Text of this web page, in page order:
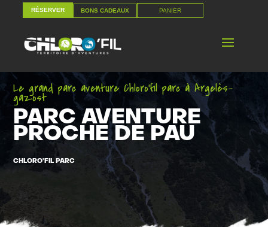
RÉSERVER BONS CADEAUX PANIER
RÉSERVER BONS CADEAUX PANIER
Le grand parc aventure Chloro’fil parc à Argelès-
gazost
PARC AVENTURE
PROCHE DE PAU
CHLORO’FIL PARC